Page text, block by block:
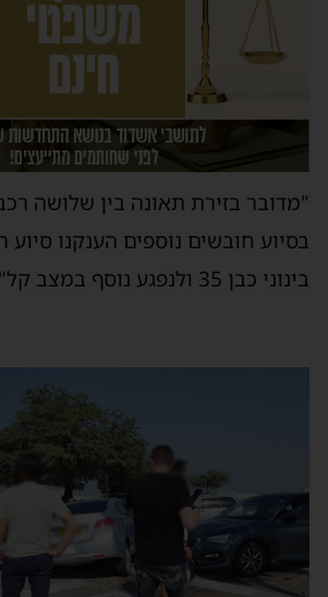
"מדובר בזירת תאונה בין שלושה
בסיוע חובשים נוספים הענקנו סיוע
בינוני כבן 35 ולנפגע נוסף במצב קל".